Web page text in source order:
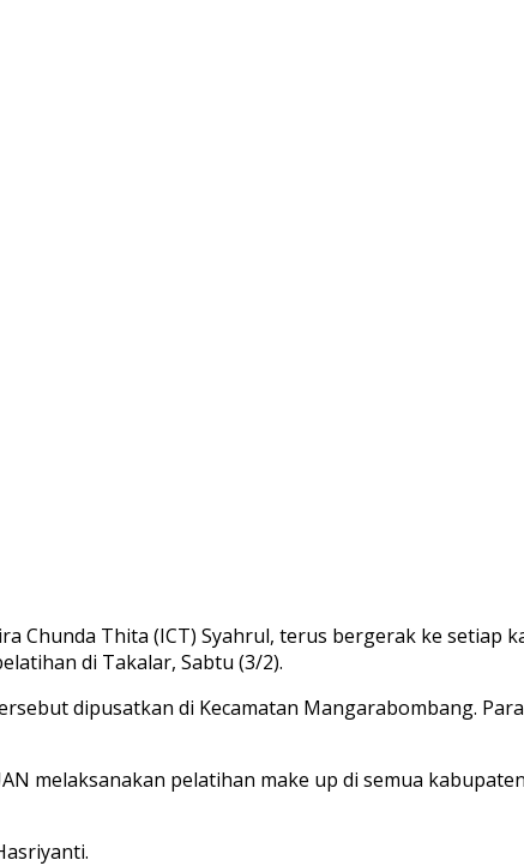
Chunda Thita (ICT) Syahrul, terus bergerak ke
di Takalar, Sabtu (3/2).
dipusatkan di Kecamatan Mangarabombang.
melaksanakan pelatihan make up di semua